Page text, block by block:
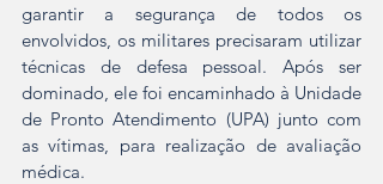
garantir a segurança de todos os
envolvidos, os militares precisaram utilizar
técnicas de defesa pessoal. Após ser
dominado, ele foi encaminhado à Unidade
de Pronto Atendimento (UPA) junto com
as vítimas, para realização de avaliação
médica.